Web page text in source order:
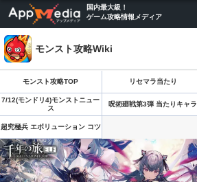
国内最大級！
ゲーム攻略情報メディア
モンスト攻略Wiki
モンスト攻略TOP リセマラ当たり
7/12(モンドリ4)モンストニュー
ス
呪術廻戦第3弾 当たりキャラ
超究極兵 エボリューション コツ